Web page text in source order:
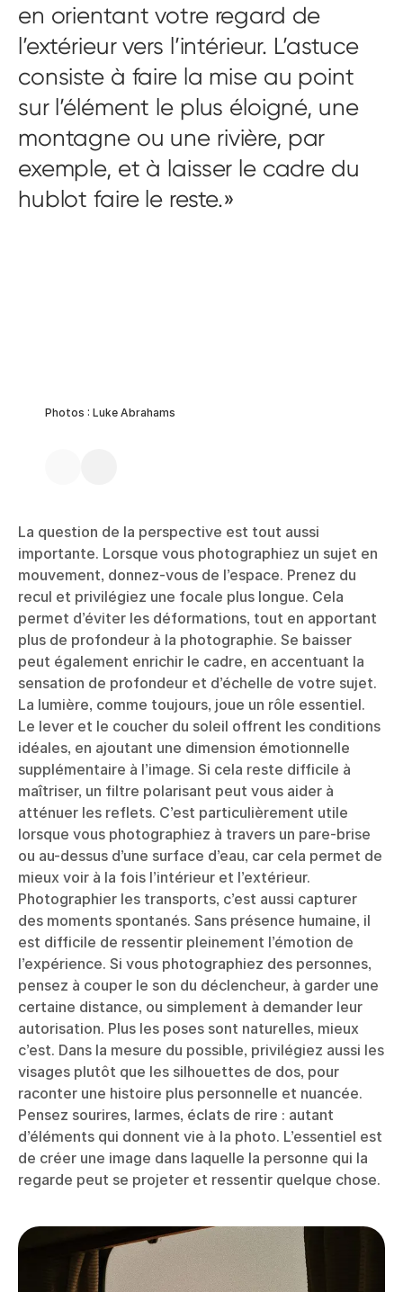
en orientant votre regard de
l’extérieur vers l’intérieur. L’astuce
consiste à faire la mise au point
sur l’élément le plus éloigné, une
montagne ou une rivière, par
exemple, et à laisser le cadre du
hublot faire le reste.
Photos : Luke Abrahams
La question de la perspective est tout aussi
importante. Lorsque vous photographiez un sujet en
mouvement, donnez-vous de l’espace. Prenez du
recul et privilégiez une focale plus longue. Cela
permet d’éviter les déformations, tout en apportant
plus de profondeur à la photographie. Se baisser
peut également enrichir le cadre, en accentuant la
sensation de profondeur et d’échelle de votre sujet.
La lumière, comme toujours, joue un rôle essentiel.
Le lever et le coucher du soleil offrent les conditions
idéales, en ajoutant une dimension émotionnelle
supplémentaire à l’image. Si cela reste difficile à
maîtriser, un filtre polarisant peut vous aider à
atténuer les reflets. C’est particulièrement utile
lorsque vous photographiez à travers un pare-brise
ou au-dessus d’une surface d’eau, car cela permet de
mieux voir à la fois l’intérieur et l’extérieur.
Photographier les transports, c’est aussi capturer
des moments spontanés. Sans présence humaine, il
est difficile de ressentir pleinement l’émotion de
l’expérience. Si vous photographiez des personnes,
pensez à couper le son du déclencheur, à garder une
certaine distance, ou simplement à demander leur
autorisation. Plus les poses sont naturelles, mieux
c’est. Dans la mesure du possible, privilégiez aussi les
visages plutôt que les silhouettes de dos, pour
raconter une histoire plus personnelle et nuancée.
Pensez sourires, larmes, éclats de rire : autant
d’éléments qui donnent vie à la photo. L’essentiel est
de créer une image dans laquelle la personne qui la
regarde peut se projeter et ressentir quelque chose.